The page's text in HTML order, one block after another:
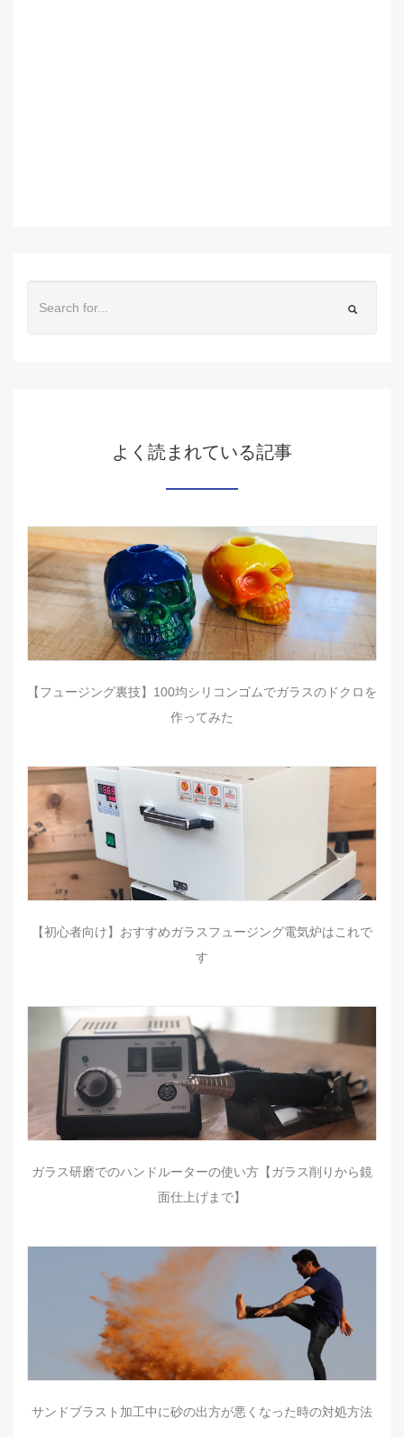
よく読まれている記事
【フュージング裏技】100均シリコンゴムでガラスのドクロを
作ってみた
【初心者向け】おすすめガラスフュージング電気炉はこれで
す
ガラス研磨でのハンドルーターの使い方【ガラス削りから鏡
面仕上げまで】
サンドブラスト加工中に砂の出方が悪くなった時の対処方法